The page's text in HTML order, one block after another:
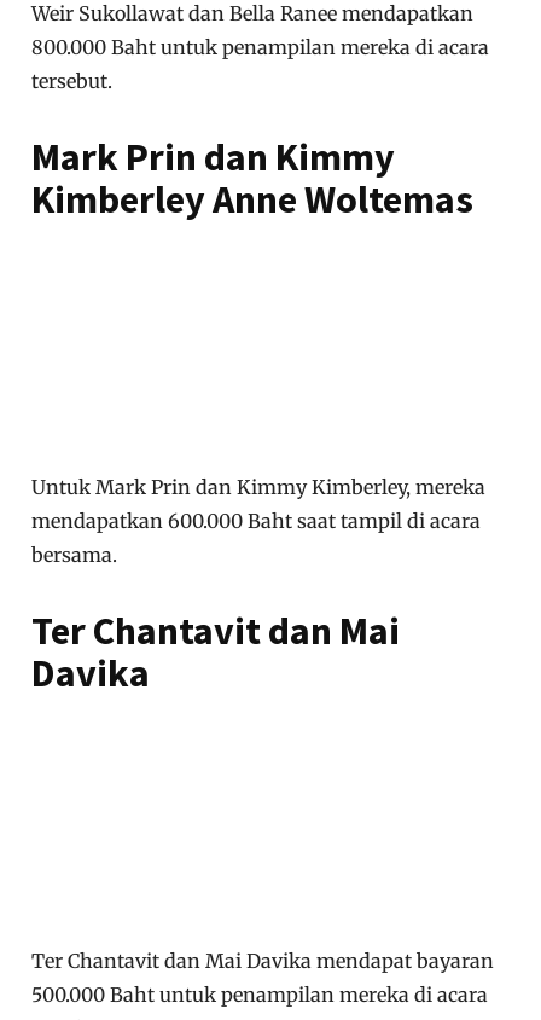
Weir Sukollawat dan Bella Ranee mendapatkan
800.000 Baht untuk penampilan mereka di acara
tersebut.
Mark Prin dan Kimmy
Kimberley Anne Woltemas
Untuk Mark Prin dan Kimmy Kimberley, mereka
mendapatkan 600.000 Baht saat tampil di acara
bersama.
Ter Chantavit dan Mai
Davika
Ter Chantavit dan Mai Davika mendapat bayaran
500.000 Baht untuk penampilan mereka di acara